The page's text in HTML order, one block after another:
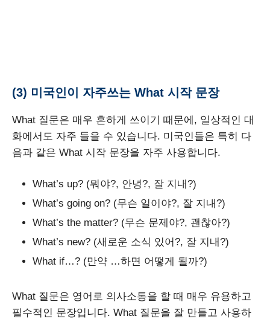
(3) 미국인이 자주쓰는 What 시작 문장
What 질문은 매우 흔하게 쓰이기 때문에, 일상적인 대
화에서도 자주 들을 수 있습니다. 미국인들은 특히 다
음과 같은 What 시작 문장을 자주 사용합니다.
What’s up? (뭐야?, 안녕?, 잘 지내?)
What’s going on? (무슨 일이야?, 잘 지내?)
What’s the matter? (무슨 문제야?, 괜찮아?)
What’s new? (새로운 소식 있어?, 잘 지내?)
What if…? (만약 …하면 어떻게 될까?)
What 질문은 영어로 의사소통을 할 때 매우 유용하고
필수적인 문장입니다. What 질문을 잘 만들고 사용하